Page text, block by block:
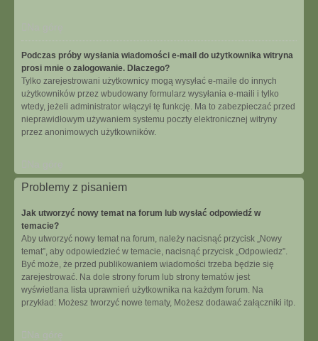
Podczas próby wysłania wiadomości e-mail do użytkownika witryna
prosi mnie o zalogowanie. Dlaczego?
Tylko zarejestrowani użytkownicy mogą wysyłać e-maile do innych
użytkowników przez wbudowany formularz wysyłania e-maili i tylko
wtedy, jeżeli administrator włączył tę funkcję. Ma to zabezpieczać przed
nieprawidłowym używaniem systemu poczty elektronicznej witryny
przez anonimowych użytkowników.
Problemy z pisaniem
Jak utworzyć nowy temat na forum lub wysłać odpowiedź w
temacie?
Aby utworzyć nowy temat na forum, należy nacisnąć przycisk „Nowy
temat”, aby odpowiedzieć w temacie, nacisnąć przycisk „Odpowiedz”.
Być może, że przed publikowaniem wiadomości trzeba będzie się
zarejestrować. Na dole strony forum lub strony tematów jest
wyświetlana lista uprawnień użytkownika na każdym forum. Na
przykład: Możesz tworzyć nowe tematy, Możesz dodawać załączniki itp.
Na górę